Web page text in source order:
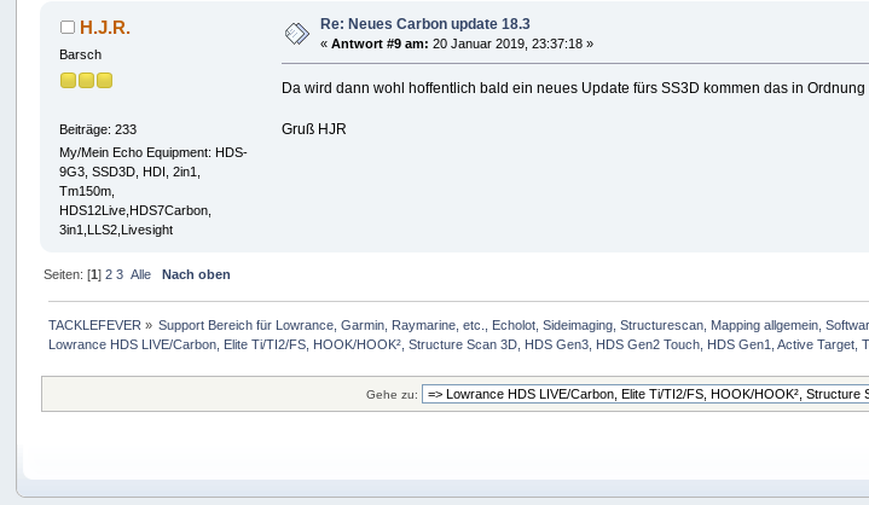
H.J.R.
Barsch
Beiträge: 233
My/Mein Echo Equipment: HDS-
9G3, SSD3D, HDI, 2in1,
Tm150m,
HDS12Live,HDS7Carbon,
3in1,LLS2,Livesight
Re: Neues Carbon update 18.3
«Antwort #9 am: 20 Januar 2019, 23:37:18 »
Da wird dann wohl hoffentlich bald ein neues Update fürs SS3D kommen das in Ordnung
Gruß HJR
Seiten: [1] 2 3 Alle Nach oben
TACKLEFEVER » Support Bereich für Lowrance, Garmin, Raymarine, etc., Echolot, Sideimaging, Structurescan, Mapping allgemein,
Lowrance HDS LIVE/Carbon, Elite Ti/TI2/FS, HOOK/HOOK², Structure Scan 3D, HDS Gen3, HDS Gen2 Touch, HDS Gen1, Active Target,
Gehe zu: